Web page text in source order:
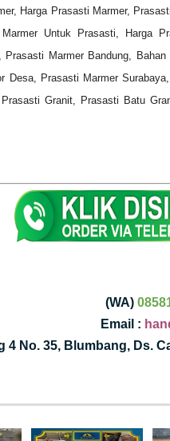
Harga Prasasti Marmer,
Untuk Prasasti, Harga
Prasasti Marmer Bandung,
Desa, Prasasti Marmer
Granit, Prasasti Batu
(WA)
Email :
4 No. 35, Blumbang, Ds.